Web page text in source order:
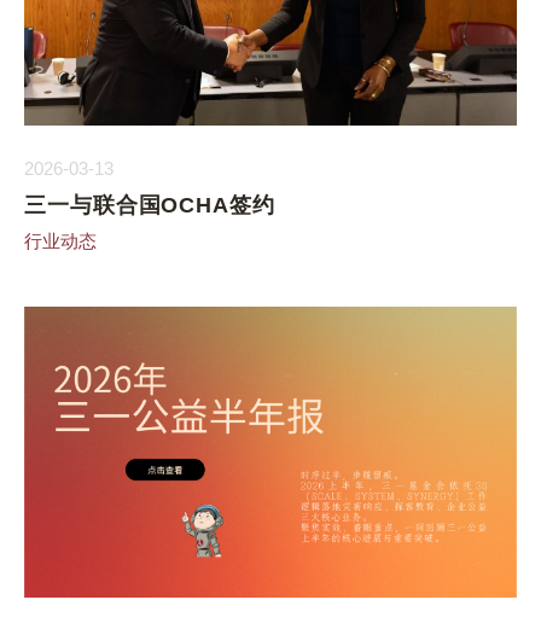
2026-03-13
三一与联合国OCHA签约
行业动态